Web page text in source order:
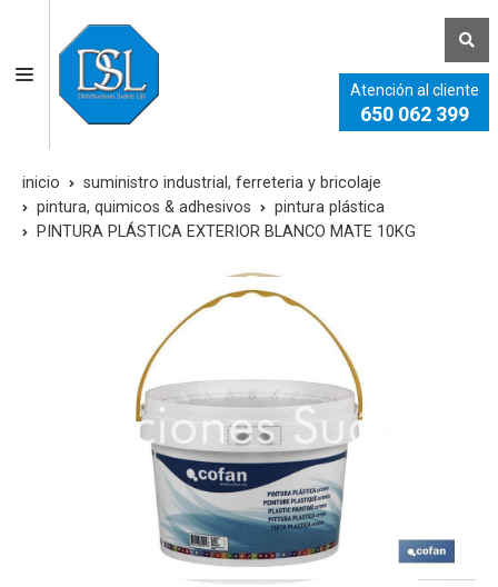
Atención al cliente
650 062 399
inicio
suministro industrial, ferreteria y bricolaje
pintura, quimicos & adhesivos
pintura plástica
PINTURA PLÁSTICA EXTERIOR BLANCO MATE 10KG